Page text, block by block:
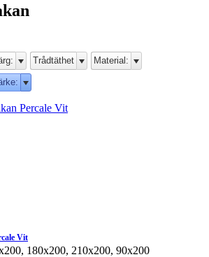
Trådtäthet Material:
Vit
180x200, 210x200, 90x200